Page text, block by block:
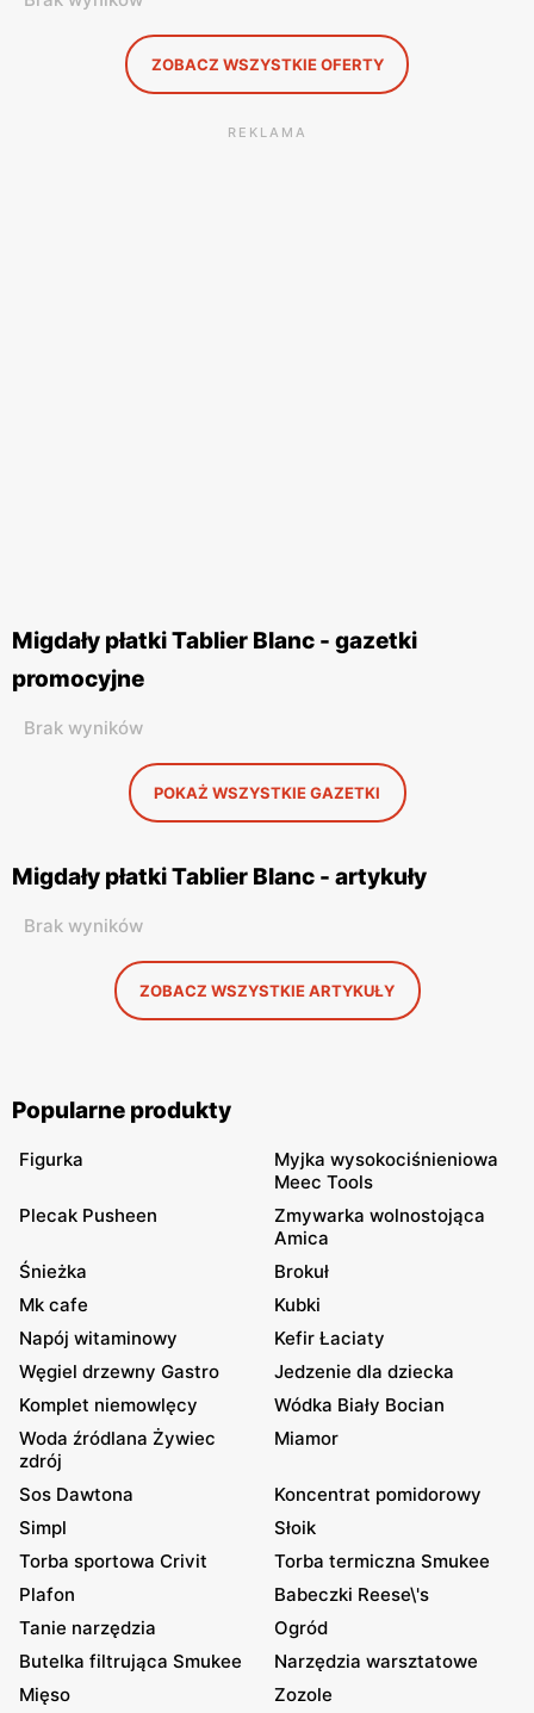
ZOBACZ WSZYSTKIE OFERTY
REKLAMA
Migdały płatki Tablier Blanc - gazetki
promocyjne
Brak wyników
POKAŻ WSZYSTKIE GAZETKI
Migdały płatki Tablier Blanc - artykuły
Brak wyników
ZOBACZ WSZYSTKIE ARTYKUŁY
Popularne produkty
Figurka
Myjka wysokociśnieniowa
Meec Tools
Plecak Pusheen
Zmywarka wolnostojąca
Amica
Śnieżka
Brokuł
Mk cafe
Kubki
Napój witaminowy
Kefir Łaciaty
Węgiel drzewny Gastro
Jedzenie dla dziecka
Komplet niemowlęcy
Wódka Biały Bocian
Woda źródlana Żywiec
zdrój
Miamor
Sos Dawtona
Koncentrat pomidorowy
Simpl
Słoik
Torba sportowa Crivit
Torba termiczna Smukee
Plafon
Babeczki Reese\'s
Tanie narzędzia
Ogród
Butelka filtrująca Smukee
Narzędzia warsztatowe
Mięso
Zozole